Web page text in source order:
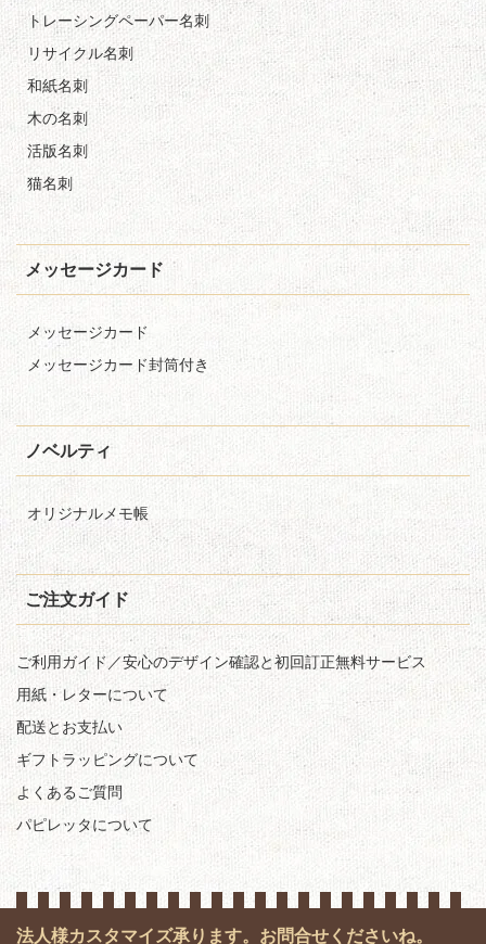
トレーシングペーパー名刺
リサイクル名刺
和紙名刺
木の名刺
活版名刺
猫名刺
メッセージカード
メッセージカード
メッセージカード封筒付き
ノベルティ
オリジナルメモ帳
ご注文ガイド
ご利用ガイド／安心のデザイン確認と初回訂正無料サービス
用紙・レターについて
配送とお支払い
ギフトラッピングについて
よくあるご質問
パピレッタについて
法人様カスタマイズ承ります。お問合せくださいね。